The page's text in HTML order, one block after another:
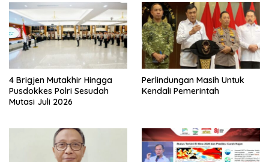
4 Brigjen Mutakhir Hingga
Pusdokkes Polri Sesudah
Mutasi Juli 2026
Perlindungan Masih Untuk
Kendali Pemerintah